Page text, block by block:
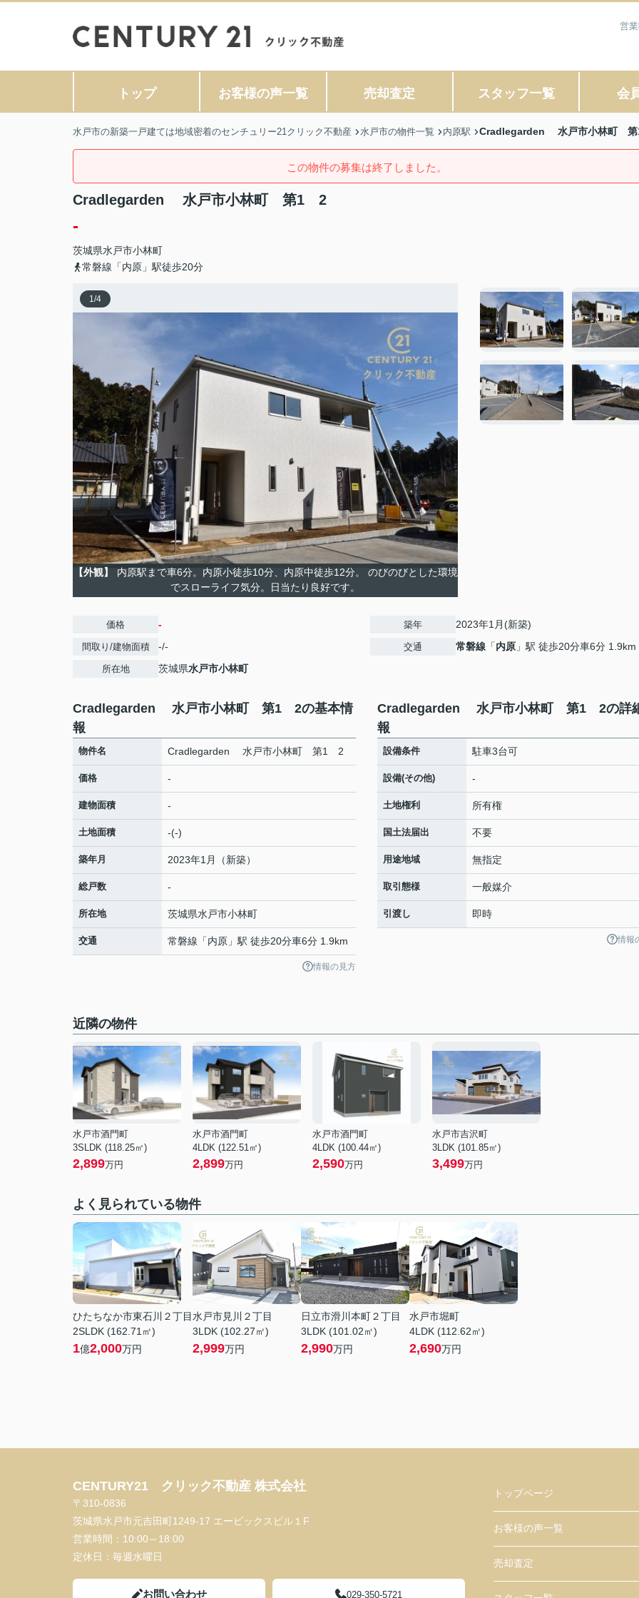
営
トップ お客様の声一覧 売却査定 スタッフ一覧 会
水戸市の新築一戸建ては地域密着のセンチュリー21クリック不動産 水戸市の物件一覧 内原駅 Cradlegarden 水戸市小林町
この物件の募集は終了しました。
Cradlegarden 水戸市小林町 第1 2
-
茨城県水戸市小林町
常磐線「内原」駅徒歩20分
1/4
【外観】
内原駅まで車6分。内原小徒歩10分、内原中徒歩12分。 のびのびとした環境
でスローライフ気分。日当たり良好です。
価格 -
間取り/建物面積 -/-
所在地 茨城県水戸市小林町
築年 2023年1月(新築)
交通 常磐線 「内原 」駅 徒歩20分車6分 1.9km
Cradlegarden 水戸市小林町 第1 2の基本情
報
物件名 Cradlegarden 水戸市小林町 第1 2
価格 -
建物面積 -
土地面積 -(-)
築年月 2023年1月（新築）
総戸数 -
所在地 茨城県水戸市小林町
交通 常磐線 「内原 」駅 徒歩20分車6分 1.9km
情報の見方
Cradlegarden 水戸市小林町 第1 2の詳
報
設備条件 駐車3台可
設備(その他) -
土地権利 所有権
国土法届出 不要
用途地域 無指定
取引態様 一般媒介
引渡し 即時
情報
近隣の物件
水戸市酒門町
3SLDK (118.25㎡)
2,899万円
水戸市酒門町
4LDK (122.51㎡)
2,899万円
水戸市酒門町
4LDK (100.44㎡)
2,590万円
水戸市吉沢町
3LDK (101.85㎡)
3,499万円
よく見られている物件
ひたちなか市東石川２丁目
2SLDK (162.71㎡)
1億2,000万円
水戸市見川２丁目
3LDK (102.27㎡)
2,999万円
日立市滑川本町２丁目
3LDK (101.02㎡)
2,990万円
水戸市堀町
4LDK (112.62㎡)
2,690万円
CENTURY21 クリック不動産 株式会社
〒310-0836
茨城県水戸市元吉田町1249-17 エービックスビル１F
営業時間： 10:00～18:00
定休日： 毎週水曜日
お問い合わせ 029-350-5721
トップページ
お客様の声一覧
売却査定